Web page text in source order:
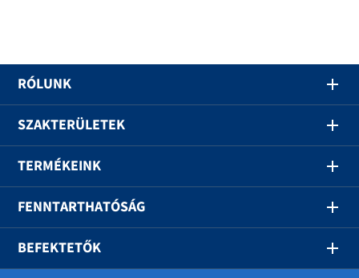
RÓLUNK
SZAKTERÜLETEK
TERMÉKEINK
FENNTARTHATÓSÁG
BEFEKTETŐK